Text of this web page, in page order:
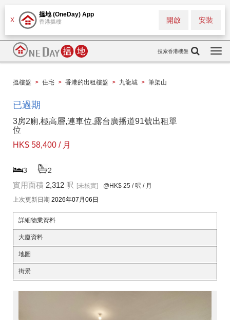
X
搵地 (OneDay) App
香港搵樓 安裝
開啟
搜索香港樓盤
搵樓盤 > 住宅 > 香港的出租樓盤 > 九龍城 > 筆架山
已過期
3房2廁,極高層,連車位,露台廣播道91號出租單
位
HK$ 58,400 / 月
3 2
實用面積 2,312 呎 [未核實] @HK$ 25 / 呎 / 月
上次更新日期 2026年07月06日
詳細物業資料
大廈資料
地圖
街景